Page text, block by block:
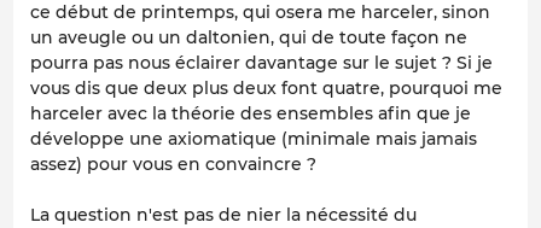
ce début de printemps, qui osera me harceler, sinon
un aveugle ou un daltonien, qui de toute façon ne
pourra pas nous éclairer davantage sur le sujet ? Si je
vous dis que deux plus deux font quatre, pourquoi me
harceler avec la théorie des ensembles afin que je
développe une axiomatique (minimale mais jamais
assez) pour vous en convaincre ?
La question n'est pas de nier la nécessité du